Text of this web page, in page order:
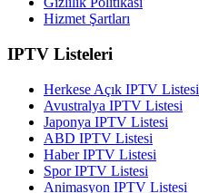
Hizmet Şartları
IPTV Listeleri
Herkese Açık IPTV Listesi
Avustralya IPTV Listesi
Japonya IPTV Listesi
ABD IPTV Listesi
Haber IPTV Listesi
Spor IPTV Listesi
Animasyon IPTV Listesi